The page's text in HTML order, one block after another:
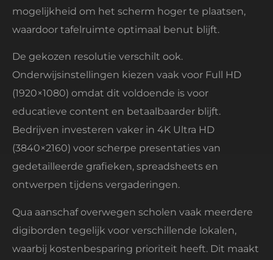
mogelijkheid om het scherm hoger te plaatsen,
waardoor tafelruimte optimaal benut blijft.
De gekozen resolutie verschilt ook.
Onderwijsinstellingen kiezen vaak voor Full HD
(1920×1080) omdat dit voldoende is voor
educatieve content en betaalbaarder blijft.
Bedrijven investeren vaker in 4K Ultra HD
(3840×2160) voor scherpe presentaties van
gedetailleerde grafieken, spreadsheets en
ontwerpen tijdens vergaderingen.
Qua aanschaf overwegen scholen vaak meerdere
digiborden tegelijk voor verschillende lokalen,
waarbij kostenbesparing prioriteit heeft. Dit maakt